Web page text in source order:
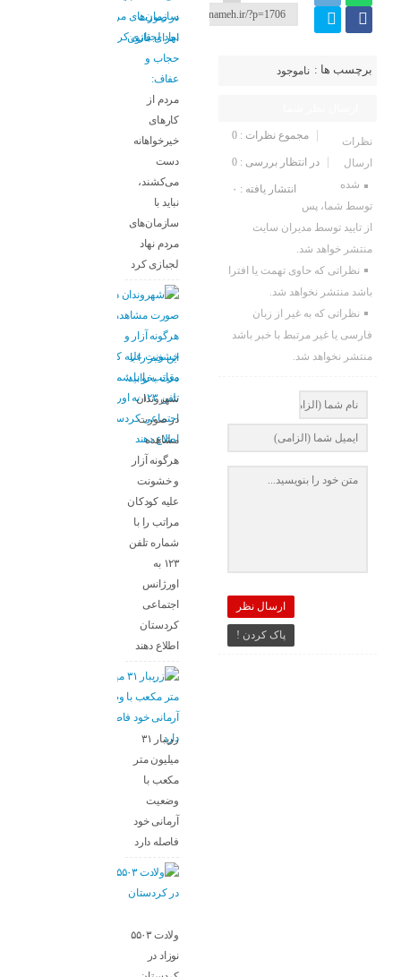
برچسب ها : ناموجود
مجموع نظرات : 0
در انتظار بررسی : 0
انتشار یافته : ۰
نظرات
ارسال
شده
توسط شما، پس
از تایید توسط مدیران سایت
منتشر خواهد شد.
نظراتی که حاوی تهمت یا افترا
باشد منتشر نخواهد شد.
نظراتی که به غیر از زبان
فارسی یا غیر مرتبط با خبر باشد
منتشر نخواهد شد.
ارسال نظر
پاک کردن !
در صورت
اجرای قانون
حجاب و
عفاف:
مردم از
کارهای
خیرخواهانه
دست
می‌کشند،
نباید با
سازمان‌های
مردم نهاد
لجبازی کرد
این خبر را با
دقت بخوانید:
شهروندان
در صورت
مشاهده
هرگونه آزار
و خشونت
علیه کودکان
مراتب را با
شماره تلفن
۱۲۳ به
اورژانس
اجتماعی
کردستان
اطلاع دهند
زریبار ۳۱
میلیون متر
مکعب با
وضعیت
آرمانی خود
فاصله دارد
ولادت ۵۵۰۳
نوزاد در